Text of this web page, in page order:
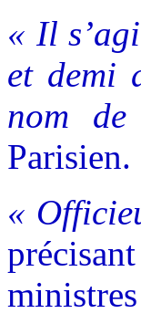
« Il
et demi
nom de
Parisien.
«